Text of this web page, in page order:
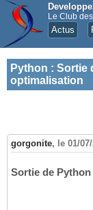
Le Club
Actus
Python : Sortie
optimalisation
gorgonite, le 01/
Sortie de Python